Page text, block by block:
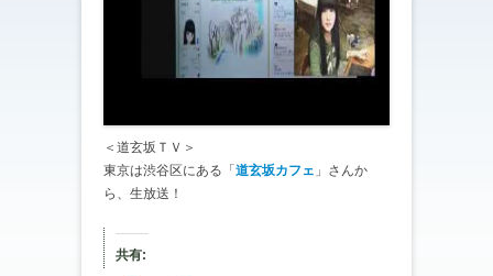
＜道玄坂ＴＶ＞
東京は渋谷区にある「 道玄坂カフェ 」さんか
ら、生放送！
共有: